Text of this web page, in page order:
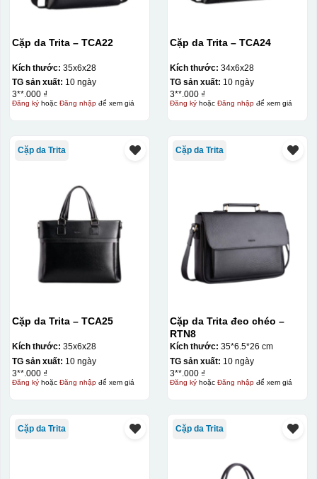
Cặp da Trita – TCA22
Kích thước: 35x6x28
TG sản xuất: 10 ngày
3**.000 ₫
Đăng kýhoặc Đăng nhậpđể xem giá
Cặp da Trita – TCA24
Kích thước: 34x6x28
TG sản xuất: 10 ngày
3**.000 ₫
Đăng kýhoặc Đăng nhậpđể xem giá
Cặp da Trita
Cặp da Trita – TCA25
Kích thước: 35x6x28
TG sản xuất: 10 ngày
3**.000 ₫
Đăng kýhoặc Đăng nhậpđể xem giá
Cặp da Trita
Cặp da Trita đeo chéo –
RTN8
Kích thước: 35*6.5*26 cm
TG sản xuất: 10 ngày
3**.000 ₫
Đăng kýhoặc Đăng nhậpđể xem giá
Cặp da Trita Cặp da Trita